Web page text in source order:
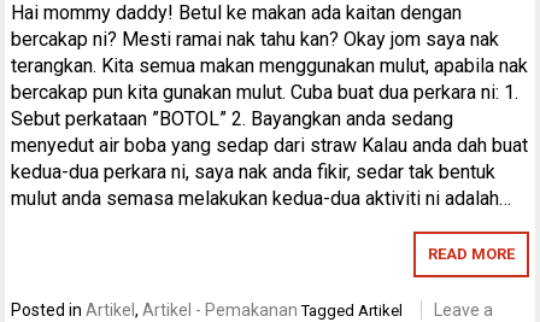
Hai mommy daddy! Betul ke makan ada kaitan dengan
bercakap ni? Mesti ramai nak tahu kan? Okay jom saya nak
terangkan. Kita semua makan menggunakan mulut, apabila nak
bercakap pun kita gunakan mulut. Cuba buat dua perkara ni: 1.
Sebut perkataan ”BOTOL” 2. Bayangkan anda sedang
menyedut air boba yang sedap dari straw Kalau anda dah buat
kedua-dua perkara ni, saya nak anda fikir, sedar tak bentuk
mulut anda semasa melakukan kedua-dua aktiviti ni adalah…
READ MORE
Posted inArtikel,Artikel - Pemakanan TaggedArtikel
Leave a